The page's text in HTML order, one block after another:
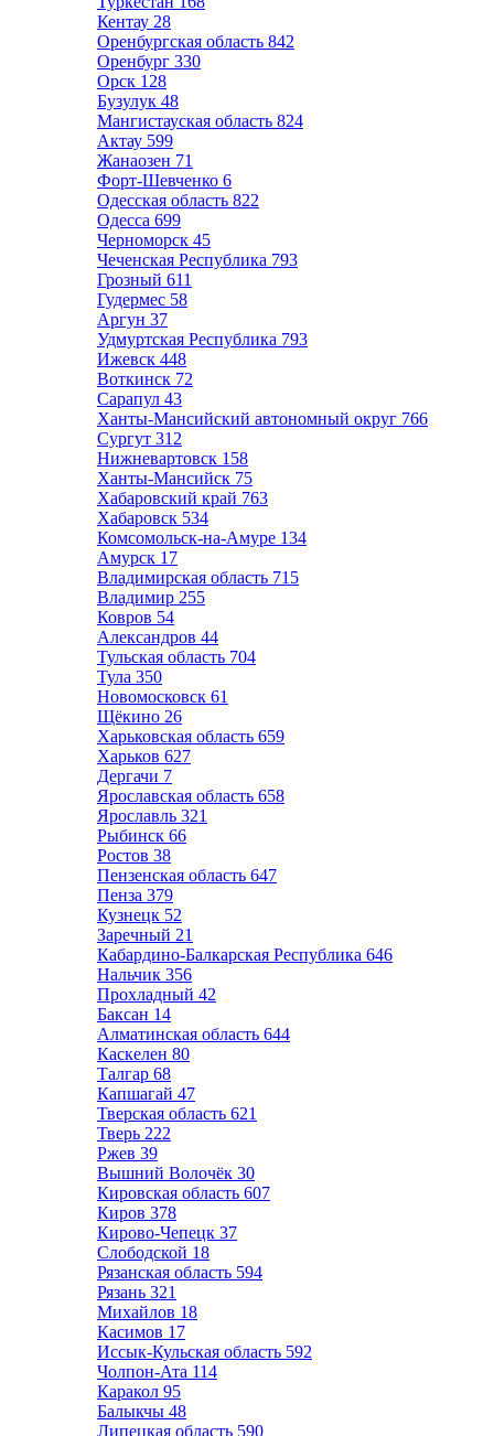
Кентау 28
Оренбургская область 842
Оренбург 330
Орск 128
Бузулук 48
Мангистауская область 824
Актау 599
Жанаозен 71
Форт-Шевченко 6
Одесская область 822
Одесса 699
Черноморск 45
Чеченская Республика 793
Грозный 611
Гудермес 58
Аргун 37
Удмуртская Республика 793
Ижевск 448
Воткинск 72
Сарапул 43
Ханты-Мансийский автономный округ 766
Сургут 312
Нижневартовск 158
Ханты-Мансийск 75
Хабаровский край 763
Хабаровск 534
Комсомольск-на-Амуре 134
Амурск 17
Владимирская область 715
Владимир 255
Ковров 54
Александров 44
Тульская область 704
Тула 350
Новомосковск 61
Щёкино 26
Харьковская область 659
Харьков 627
Дергачи 7
Ярославская область 658
Ярославль 321
Рыбинск 66
Ростов 38
Пензенская область 647
Пенза 379
Кузнецк 52
Заречный 21
Кабардино-Балкарская Республика 646
Нальчик 356
Прохладный 42
Баксан 14
Алматинская область 644
Каскелен 80
Талгар 68
Капшагай 47
Тверская область 621
Тверь 222
Ржев 39
Вышний Волочёк 30
Кировская область 607
Киров 378
Кирово-Чепецк 37
Слободской 18
Рязанская область 594
Рязань 321
Михайлов 18
Касимов 17
Иссык-Кульская область 592
Чолпон-Ата 114
Каракол 95
Балыкчы 48
Липецкая область 590